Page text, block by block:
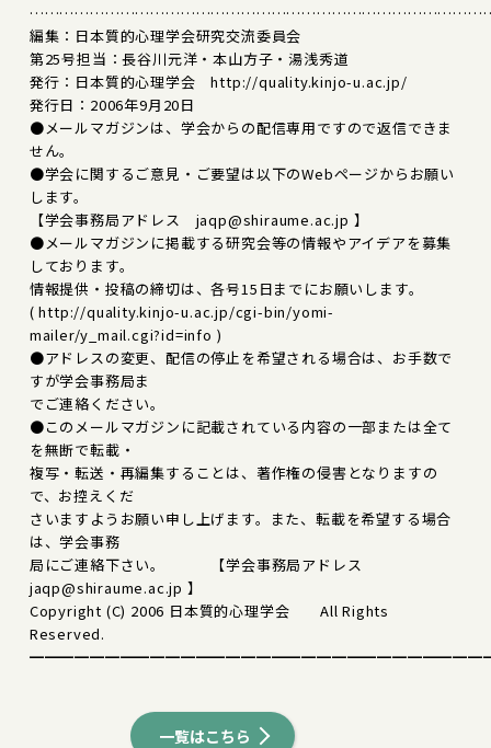
編集：日本質的心理学会研究交流委員会
第25号担当：長谷川元洋・本山方子・湯浅秀道
発行：日本質的心理学会 http://quality.kinjo-u.ac.jp/
発行日：2006年9月20日
●メールマガジンは、学会からの配信専用ですので返信できま
せん。
●学会に関するご意見・ご要望は以下のWebページからお願い
します。
【学会事務局アドレス jaqp@shiraume.ac.jp 】
●メールマガジンに掲載する研究会等の情報やアイデアを募集
しております。
情報提供・投稿の締切は、各号15日までにお願いします。
( http://quality.kinjo-u.ac.jp/cgi-bin/yomi-
mailer/y_mail.cgi?id=info )
●アドレスの変更、配信の停止を希望される場合は、お手数で
すが学会事務局ま
でご連絡ください。
●このメールマガジンに記載されている内容の一部または全て
を無断で転載・
複写・転送・再編集することは、著作権の侵害となりますの
で、お控えくだ
さいますようお願い申し上げます。また、転載を希望する場合
は、学会事務
局にご連絡下さい。 【学会事務局アドレス
jaqp@shiraume.ac.jp 】
Copyright (C) 2006 日本質的心理学会 All Rights
Reserved.
一覧はこちら